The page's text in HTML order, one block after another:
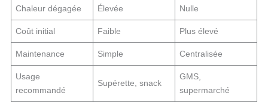
Chaleur dégagée Élevée Nulle
Coût initial Faible Plus élevé
Maintenance Simple Centralisée
Usage
recommandé
Supérette, snack
GMS,
supermarché